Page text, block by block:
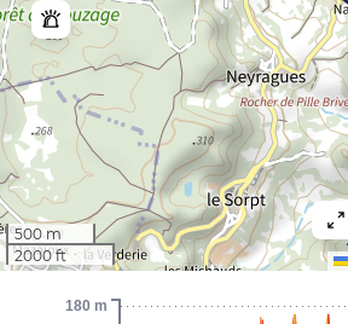
500 m
2000 ft
180 m